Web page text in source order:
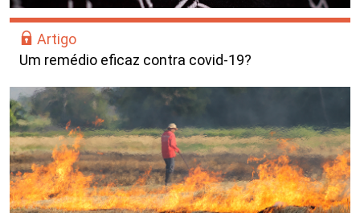
Artigo
Um remédio eficaz contra covid-19?